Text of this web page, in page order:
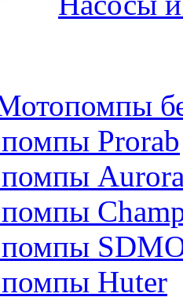
Prorab
Huter